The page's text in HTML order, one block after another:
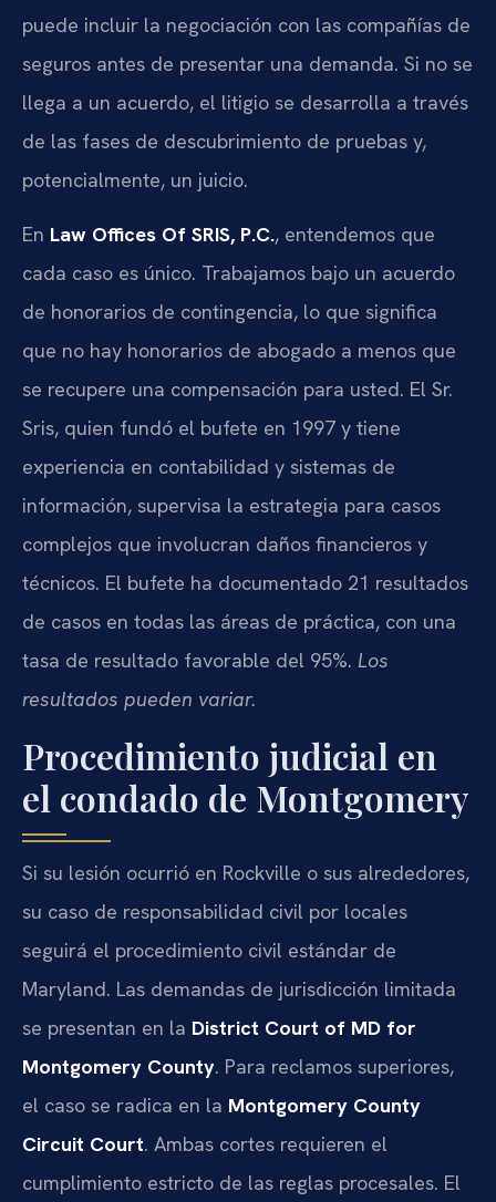
puede incluir la negociación con las compañías de
seguros antes de presentar una demanda. Si no se
llega a un acuerdo, el litigio se desarrolla a través
de las fases de descubrimiento de pruebas y,
potencialmente, un juicio.
En Law Offices Of SRIS, P.C., entendemos que
cada caso es único. Trabajamos bajo un acuerdo
de honorarios de contingencia, lo que significa
que no hay honorarios de abogado a menos que
se recupere una compensación para usted. El Sr.
Sris, quien fundó el bufete en 1997 y tiene
experiencia en contabilidad y sistemas de
información, supervisa la estrategia para casos
complejos que involucran daños financieros y
técnicos. El bufete ha documentado 21 resultados
de casos en todas las áreas de práctica, con una
tasa de resultado favorable del 95%. Los
resultados pueden variar.
Procedimiento judicial en
el condado de Montgomery
Si su lesión ocurrió en Rockville o sus alrededores,
su caso de responsabilidad civil por locales
seguirá el procedimiento civil estándar de
Maryland. Las demandas de jurisdicción limitada
se presentan en la District Court of MD for
Montgomery County. Para reclamos superiores,
el caso se radica en la Montgomery County
Circuit Court. Ambas cortes requieren el
cumplimiento estricto de las reglas procesales. El